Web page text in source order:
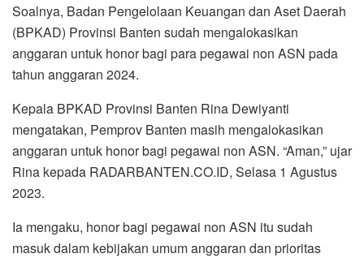
Soalnya, Badan Pengelolaan Keuangan dan Aset Daerah
(BPKAD) Provinsi Banten sudah mengalokasikan
anggaran untuk honor bagi para pegawai non ASN pada
tahun anggaran 2024.
Kepala BPKAD Provinsi Banten Rina Dewiyanti
mengatakan, Pemprov Banten masih mengalokasikan
anggaran untuk honor bagi pegawai non ASN. “Aman,” ujar
Rina kepada RADARBANTEN.CO.ID, Selasa 1 Agustus
2023.
Ia mengaku, honor bagi pegawai non ASN itu sudah
masuk dalam kebijakan umum anggaran dan prioritas